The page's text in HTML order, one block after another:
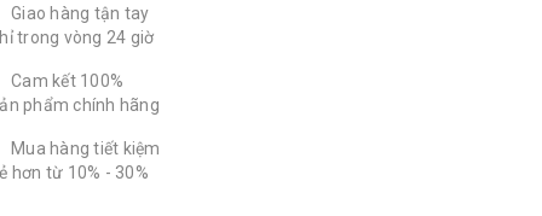
Giao hàng tận tay
trong vòng 24 giờ
Cam kết 100%
phẩm chính hãng
Mua hàng tiết kiệm
hơn từ 10% - 30%